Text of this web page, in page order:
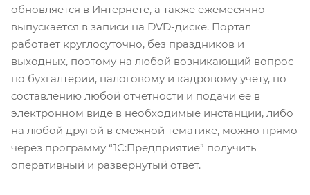
обновляется в Интернете, а также ежемесячно
выпускается в записи на DVD-диске. Портал
работает круглосуточно, без праздников и
выходных, поэтому на любой возникающий вопрос
по бухгалтерии, налоговому и кадровому учету, по
составлению любой отчетности и подачи ее в
электронном виде в необходимые инстанции, либо
на любой другой в смежной тематике, можно прямо
через программу “1С:Предприятие” получить
оперативный и развернутый ответ.